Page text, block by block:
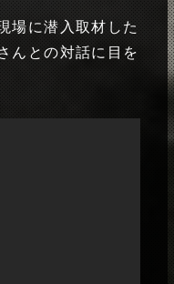
場に潜入取材した
んとの対話に目を